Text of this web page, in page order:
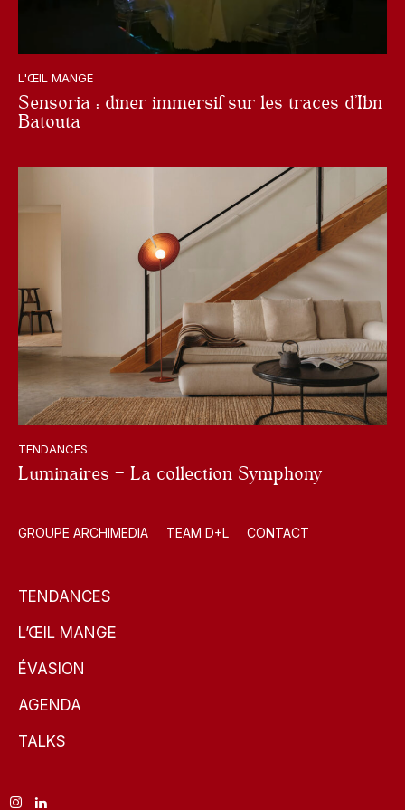
L'ŒIL MANGE
Sensoria : dîner immersif sur les traces d’Ibn
Batouta
TENDANCES
Luminaires – La collection Symphony
GROUPE ARCHIMEDIA TEAM D+L CONTACT
TENDANCES
L’ŒIL MANGE
ÉVASION
AGENDA
TALKS